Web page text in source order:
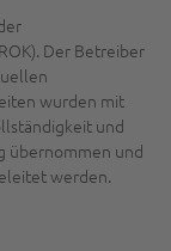
Der Betreiber
wurden mit
und
übernommen und
werden.